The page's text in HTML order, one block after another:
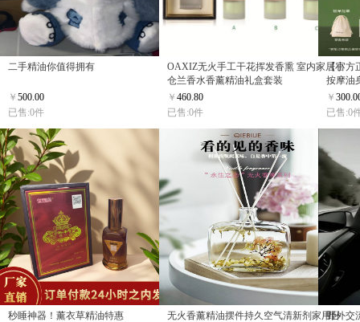
二手精油你值得拥有
￥ 500.00
已售:0件
OAXIZ无火手工干花挥发香熏 室内家居小
仓兰香水香薰精油礼盒套装
￥ 460.80
已售:0件
【官方
按摩油
货
￥
已售:0
秒睡神器！薰衣草精油特惠
无火香薰精油摆件持久空气清新剂家用卧野外交